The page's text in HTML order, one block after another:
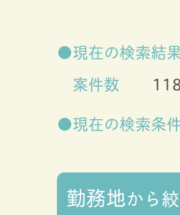
現在の検索結
案件数
現在の検索条
勤務地から